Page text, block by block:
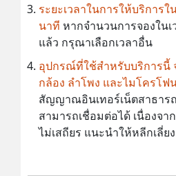
ระยะเวลาในการให้บริการ
นาที หากจำนวนการจองใน
แล้ว กรุณาเลือกเวลาอื่น
อุปกรณ์ที่ใช้สำหรับบริการนี้
กล้อง ลำโพง และไมโครโฟ
สัญญาณอินเทอร์เน็ตสาธาร
สามารถเชื่อมต่อได้ เนื่องจ
ไม่เสถียร แนะนำให้หลีกเลี่ย